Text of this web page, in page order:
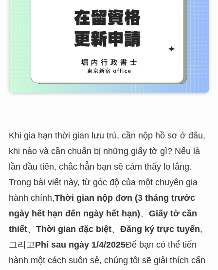
Khi gia hạn thời gian lưu trú, cần nộp hồ sơ ở đâu,
khi nào và cần chuẩn bị những giấy tờ gì? Nếu là
lần đầu tiên, chắc hẳn bạn sẽ cảm thấy lo lắng.
Trong bài viết này, từ góc độ của một chuyên gia
hành chính,Thời gian nộp đơn (3 tháng trước
ngày hết hạn đến ngày hết hạn)、 Giấy tờ cần
thiết、 Thời gian đặc biệt、 Đăng ký trực tuyến,
그리고 Phí sau ngày 1/4/2025Để bạn có thể tiến
hành một cách suôn sẻ, chúng tôi sẽ giải thích cẩn